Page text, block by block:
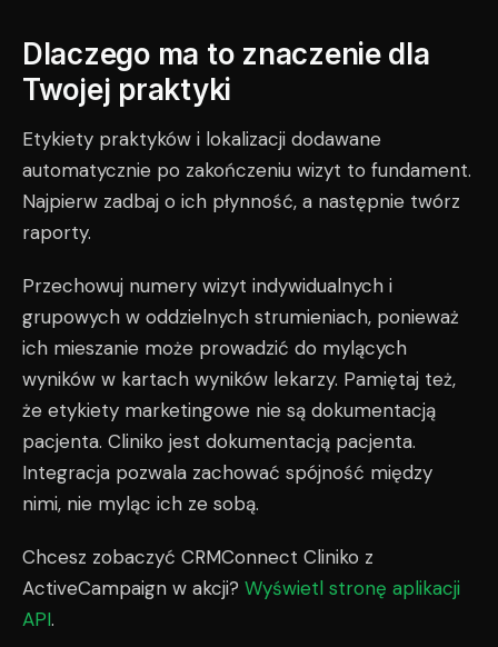
Dlaczego ma to znaczenie dla
Twojej praktyki
Etykiety praktyków i lokalizacji dodawane
automatycznie po zakończeniu wizyt to fundament.
Najpierw zadbaj o ich płynność, a następnie twórz
raporty.
Przechowuj numery wizyt indywidualnych i
grupowych w oddzielnych strumieniach, ponieważ
ich mieszanie może prowadzić do mylących
wyników w kartach wyników lekarzy. Pamiętaj też,
że etykiety marketingowe nie są dokumentacją
pacjenta. Cliniko jest dokumentacją pacjenta.
Integracja pozwala zachować spójność między
nimi, nie myląc ich ze sobą.
Chcesz zobaczyć CRMConnect Cliniko z
ActiveCampaign w akcji? Wyświetl stronę aplikacji
API.